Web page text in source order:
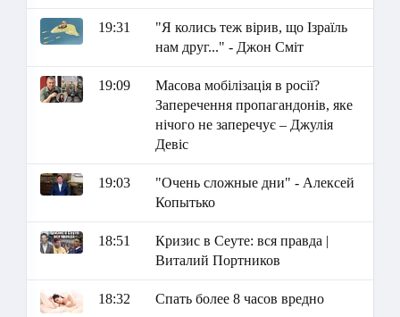
19:31
"Я колись теж вірив, що Ізраїль
нам друг..." - Джон Сміт
19:09
Масова мобілізація в росії?
Заперечення пропагандонів, яке
нічого не заперечує – Джулія
Девіс
19:03
"Очень сложные дни" - Алексей
Копытько
18:51
Кризис в Сеуте: вся правда |
Виталий Портников
18:32 Спать более 8 часов вредно